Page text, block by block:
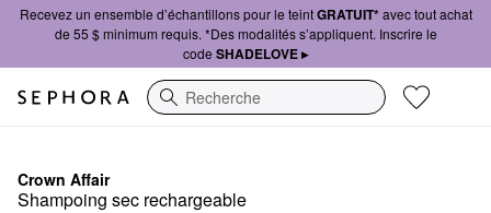
Recevez un ensemble d’échantillons pour le teintGRATUIT*avec tout achat
de 55 $ minimum requis. *Des modalités s’appliquent. Inscrire le
code SHADELOVE ▸
Recherche
Crown Affair
Shampoing sec rechargeable